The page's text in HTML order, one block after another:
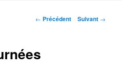
Navigation
← Précédent Suivant →